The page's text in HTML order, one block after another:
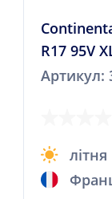
R17 95V
Артикул:
літня